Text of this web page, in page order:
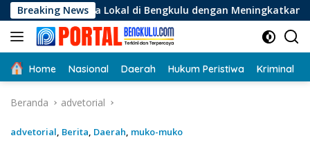
Langsung
ke
konten
Breaking News
Lokal di Bengkulu dengan Meningkatkan Ruang Publik dan
Home Nasional Daerah Hukum Peristiwa Kriminal
Beranda advetorial
advetorial, Berita, Daerah, muko-muko